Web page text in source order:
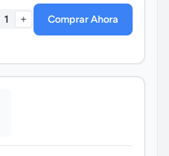
1 + Comprar Ahora